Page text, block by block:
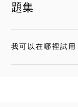
題集
我可以在哪裡試
按一下後可展開描